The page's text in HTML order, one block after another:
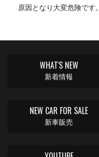
原因となり大変危険です。
WHAT'S NEW
新着情報
NEW CAR FOR SALE
新車販売